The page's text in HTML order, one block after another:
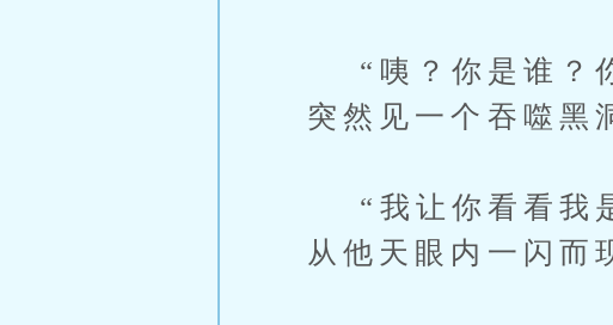
“咦？你是谁？
突然见一个吞噬黑
“我让你看看我
从他天眼内一闪而